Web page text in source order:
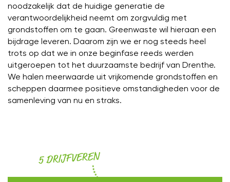
noodzakelijk dat de huidige generatie de
verantwoordelijkheid neemt om zorgvuldig met
grondstoffen om te gaan. Greenwaste wil hieraan een
bijdrage leveren. Daarom zijn we er nog steeds heel
trots op dat we in onze beginfase reeds werden
uitgeroepen tot het duurzaamste bedrijf van Drenthe.
We halen meerwaarde uit vrijkomende grondstoffen en
scheppen daarmee positieve omstandigheden voor de
samenleving van nu en straks.
5 DRIJFVEREN